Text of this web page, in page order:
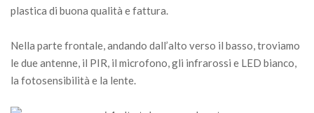
plastica di buona qualità e fattura.
Nella parte frontale, andando dall’alto verso il basso, troviamo
le due antenne, il PIR, il microfono, gli infrarossi e LED bianco,
la fotosensibilità e la lente.